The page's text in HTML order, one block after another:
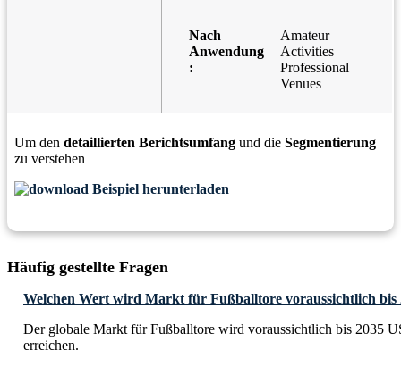
Nach
Anwendung
:
Amateur
Activities
Professional
Venues
Um den detaillierten Berichtsumfang und die Segmentierung
zu verstehen
Beispiel herunterladen
Häufig gestellte Fragen
Welchen Wert wird Markt für Fußballtore voraussichtlich bis
Der globale Markt für Fußballtore wird voraussichtlich bis 2035
erreichen.